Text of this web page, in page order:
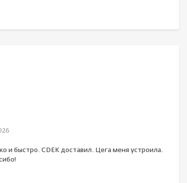
и быстро. CDEK доставил. Цега меня устроила.